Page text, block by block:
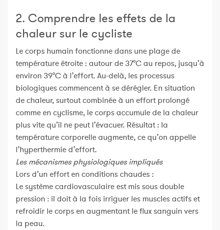
2. Comprendre les effets de la
chaleur sur le cycliste
Le corps humain fonctionne dans une plage de
température étroite : autour de 37°C au repos, jusqu’à
environ 39°C à l’effort. Au-delà, les processus
biologiques commencent à se dérégler. En situation
de chaleur, surtout combinée à un effort prolongé
comme en cyclisme, le corps accumule de la chaleur
plus vite qu’il ne peut l’évacuer. Résultat : la
température corporelle augmente, ce qu’on appelle
l’hyperthermie d’effort.
Les mécanismes physiologiques impliqués
Lors d’un effort en conditions chaudes :
Le système cardiovasculaire est mis sous double
pression : il doit à la fois irriguer les muscles actifs et
refroidir le corps en augmentant le flux sanguin vers
la peau.